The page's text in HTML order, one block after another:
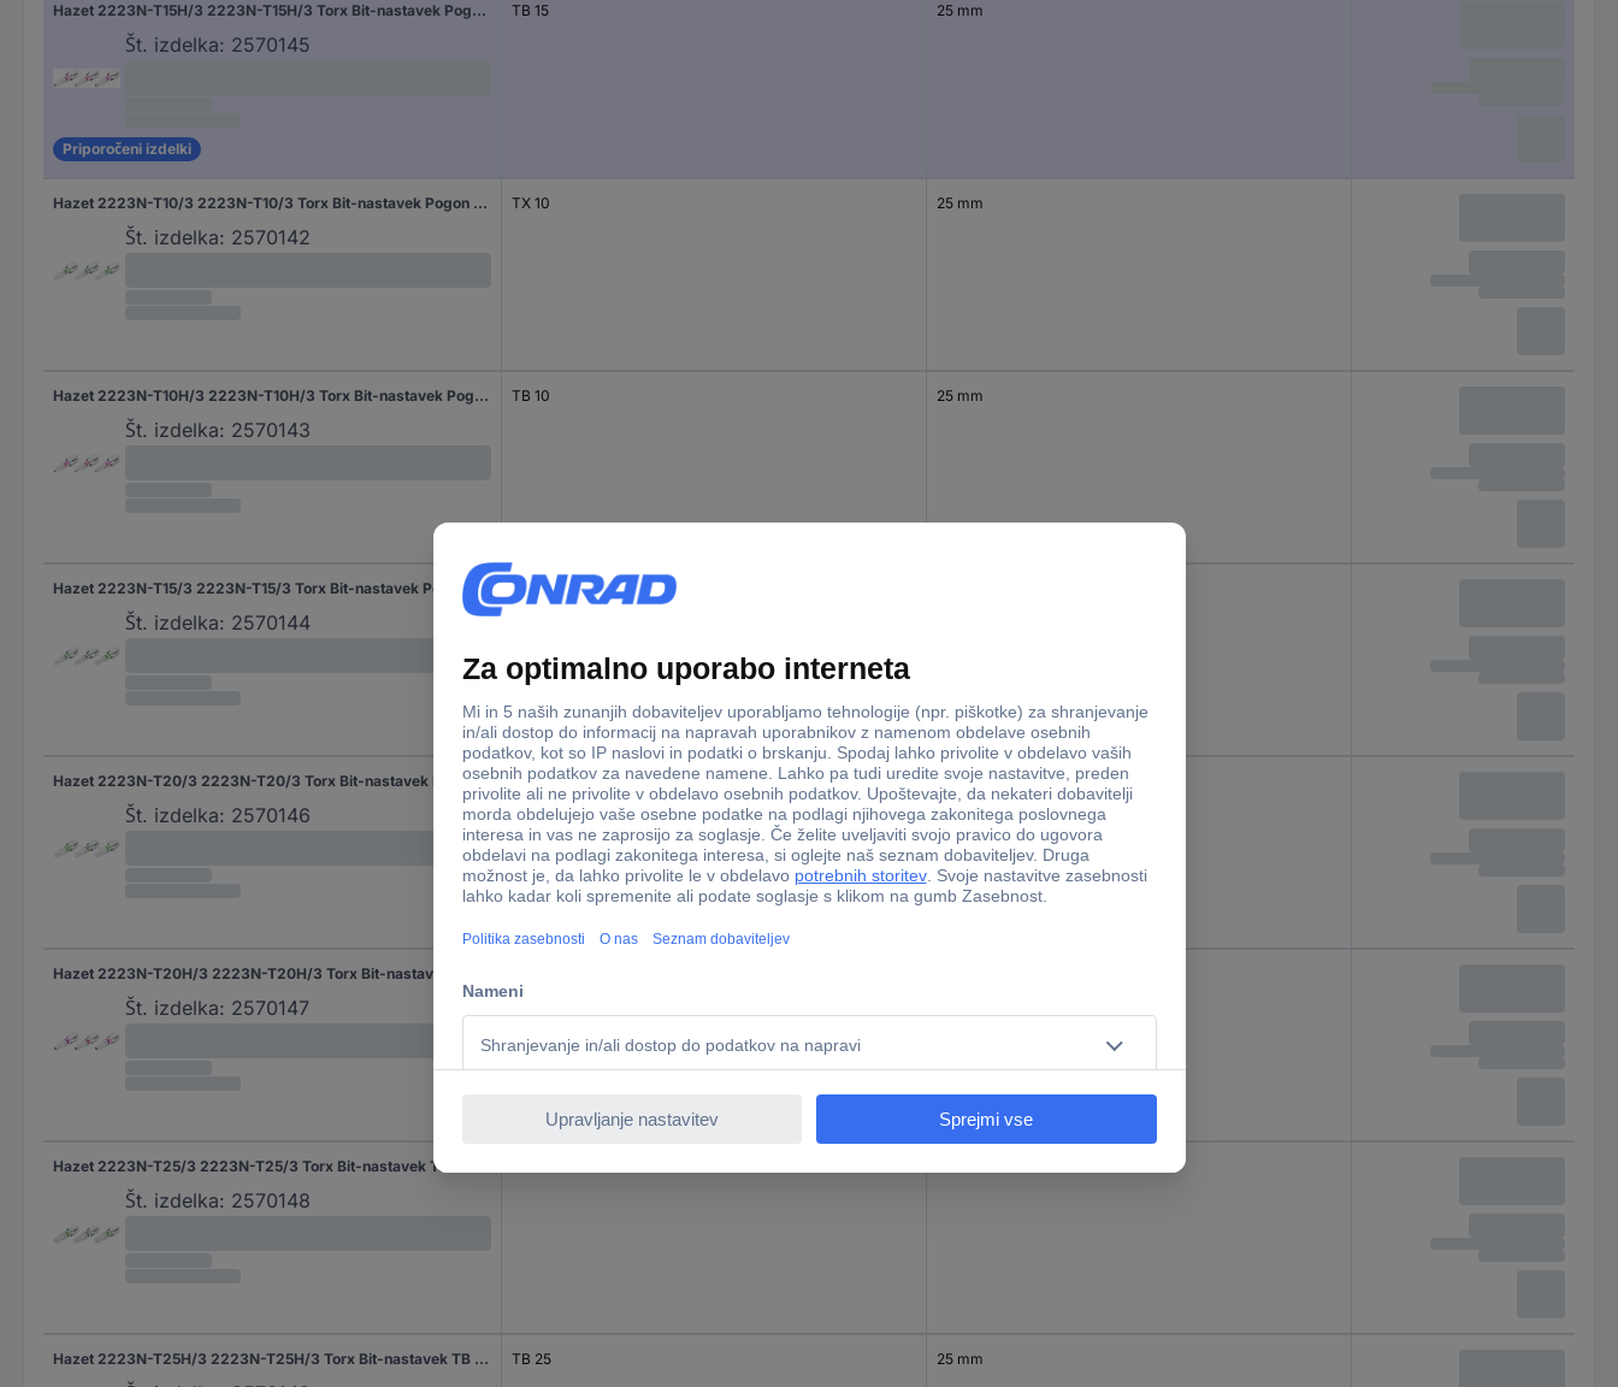
Hazet 2223N-T15H/3 2223N-T15H/3 Torx Bit-nastavek Pogon (izvijač): 1/4" (6.3 mm) Pogon: TX TB 15 25 mm
Št. izdelka: 2570145
Priporočeni izdelki
TB 15 25 mm
Hazet 2223N-T10/3 2223N-T10/3 Torx Bit-nastavek Pogon (izvijač): 1/4" (6.3 mm) Pogon: TX TX 10 25 mm
Št. izdelka: 2570142
TX 10 25 mm
Hazet 2223N-T10H/3 2223N-T10H/3 Torx Bit-nastavek Pogon (izvijač): 1/4" (6.3 mm) Pogon: TX TB 10 25 mm
Št. izdelka: 2570143
TB 10 25 mm
Hazet 2223N-T15/3 2223N-T15/3 Torx Bit-nastavek Pogon (izvijač): 1/4" (6.3 mm) Pogon: TX TX 15 25 mm
Št. izdelka: 2570144
TX 15
Hazet 2223N-T20/3 2223N-T20/3 Torx Bit-nastavek Pogon (izvijač): 1/4" (6.3 mm) Pogon: TX TX 20 25 mm
Št. izdelka: 2570146
TX 20 25 mm
Št. izdelka: 2570147
Št. izdelka: 2570148
Hazet 2223N-T25H/3 2223N-T25H/3 Torx Bit-nastavek TB 25 kaljen C 6.3 1 kos TB 25 25 mm